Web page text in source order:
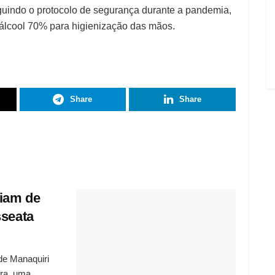
o protocolo de segurança durante a pandemia,
70% para higienização das mãos.
Share Share
de
Manaquiri